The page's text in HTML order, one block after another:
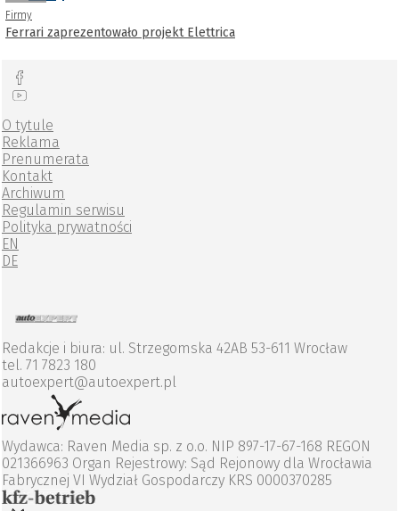
Firmy
Ferrari zaprezentowało projekt Elettrica
O tytule
Reklama
Prenumerata
Kontakt
Archiwum
Regulamin serwisu
Polityka prywatności
EN
DE
Redakcje i biura: ul. Strzegomska 42AB 53-611 Wrocław
tel. 71 7823 180
autoexpert@autoexpert.pl
Wydawca: Raven Media sp. z o.o. NIP 897-17-67-168 REGON
021366963 Organ Rejestrowy: Sąd Rejonowy dla Wrocławia
Fabrycznej VI Wydział Gospodarczy KRS 0000370285